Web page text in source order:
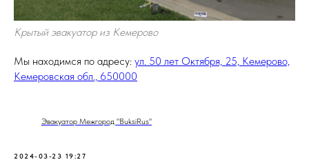
Крытый эвакуатор из Кемерово
Мы находимся по адресу: ул. 50 лет Октября, 25, Кемерово,
Кемеровская обл., 650000
Эвакуатор Межгород "BuksiRus"
2024-03-23 19:27